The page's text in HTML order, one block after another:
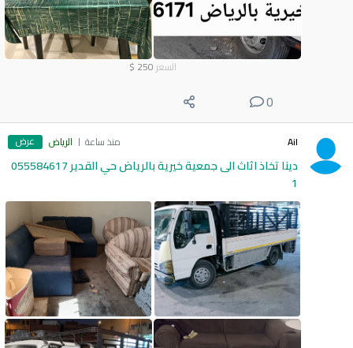
السعر 250
$
0
Ail منذ ساعة الرياض عرض
دينا تخاذ اثاث الى جمعية خيرية بالرياض حي القدير 055584617
1